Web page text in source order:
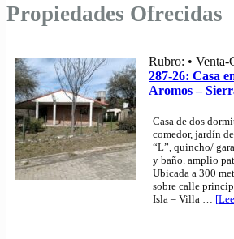
Propiedades Ofrecidas
Rubro: • Venta-
287-26: Casa
Aromos –
Casa de dos
comedor, jardín
“L”, quincho/
y baño. amplio
Ubicada a 300
sobre calle
Isla – Villa